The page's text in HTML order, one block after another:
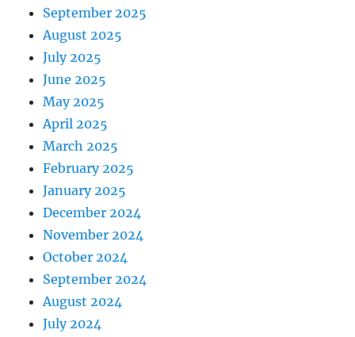
September 2025
August 2025
July 2025
June 2025
May 2025
April 2025
March 2025
February 2025
January 2025
December 2024
November 2024
October 2024
September 2024
August 2024
July 2024